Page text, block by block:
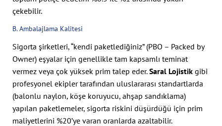
çekebilir.
B. Ambalajlama Kalitesi
Sigorta şirketleri, “kendi paketlediğiniz” (PBO – Packed by
Owner) eşyalar için genellikle tam kapsamlı teminat
vermez veya çok yüksek prim talep eder.Saral Lojistik gibi
profesyonel ekipler tarafından uluslararası standartlarda
(balonlu naylon, köşe koruyucu, ahşap sandıklama)
yapılan paketlemeler, sigorta riskini düşürdüğü için prim
maliyetlerini %20’ye varan oranlarda azaltabilir.